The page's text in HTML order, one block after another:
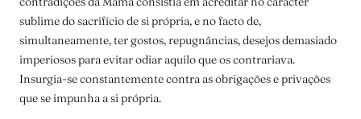
sublime do sacrifício de si própria, e no facto de,
simultaneamente, ter gostos, repugnâncias, desejos demasiado
imperiosos para evitar odiar aquilo que os contrariava.
Insurgia-se constantemente contra as obrigações e privações
que se impunha a si própria.